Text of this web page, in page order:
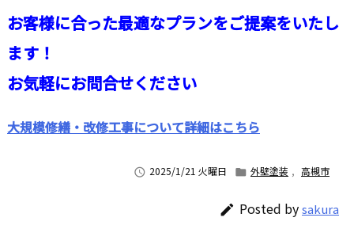
お客様に合った最適なプランをご提案をいたし
ます！
お気軽にお問合せください
大規模修繕・改修工事について詳細はこちら
 2025/1/21 火曜日  外壁塗装 , 高槻市
 Posted bysakura